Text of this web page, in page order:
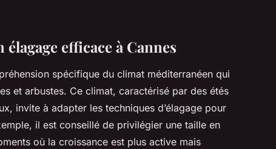
efficace à Cannes
spécifique du climat méditerranéen qui
et arbustes. Ce climat, caractérisé par des étés
invite à adapter les techniques d’élagage pour
il est conseillé de privilégier une taille en
où la croissance est plus active mais